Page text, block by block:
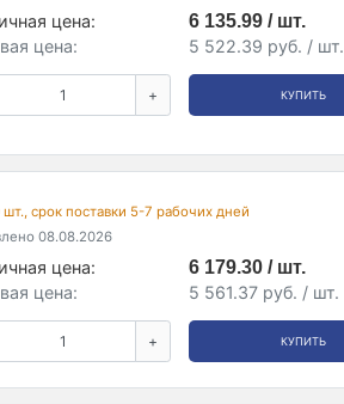
цена:
6 135.99 / шт.
цена:
5 522.39 руб. / шт.
+ КУПИТЬ
шт., срок поставки 5-7 рабочих дней
08.08.2026
цена:
6 179.30 / шт.
цена:
5 561.37 руб. / шт.
+ КУПИТЬ